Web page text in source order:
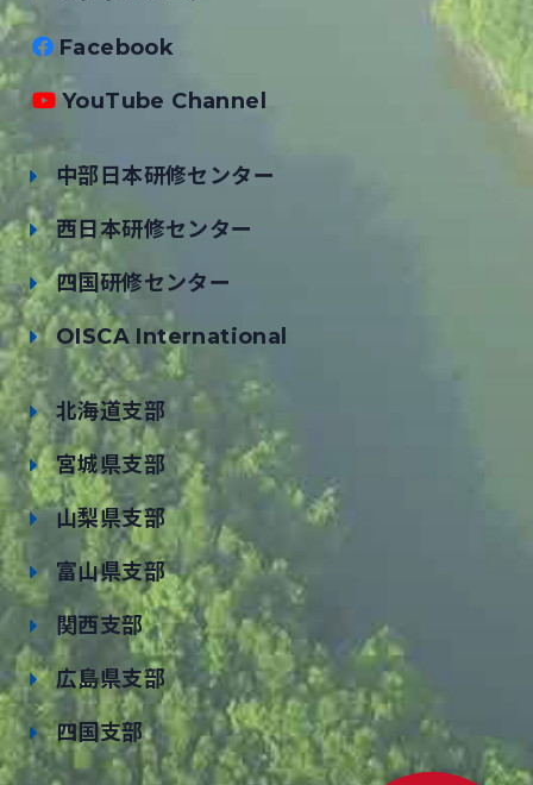
Facebook
YouTube Channel
中部日本研修センター
西日本研修センター
四国研修センター
OISCA International
北海道支部
宮城県支部
山梨県支部
富山県支部
関西支部
広島県支部
四国支部